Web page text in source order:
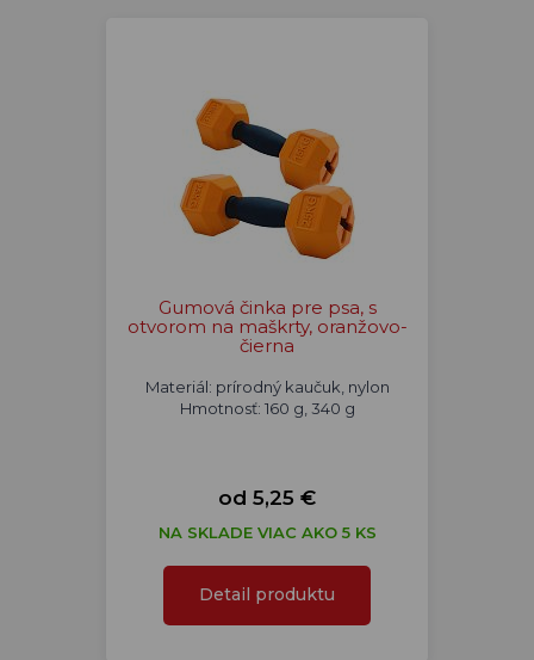
Gumová činka pre psa, s
otvorom na maškrty, oranžovo-
čierna
Materiál: prírodný kaučuk, nylon
Hmotnosť: 160 g, 340 g
od 5,25 €
NA SKLADE VIAC AKO 5 KS
Detail produktu